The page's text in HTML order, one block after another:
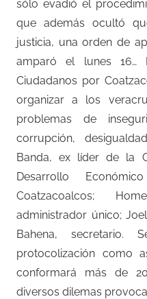
sólo evadió el
que además ocultó
justicia, una orden de
amparó el lunes 16…
Ciudadanos por
organizar a los
problemas de
corrupción,
Banda, ex líder de la
Desarrollo
Coatzacoalcos;
administrador único;
Bahena,
protocolización como
conformará más de
diversos dilemas